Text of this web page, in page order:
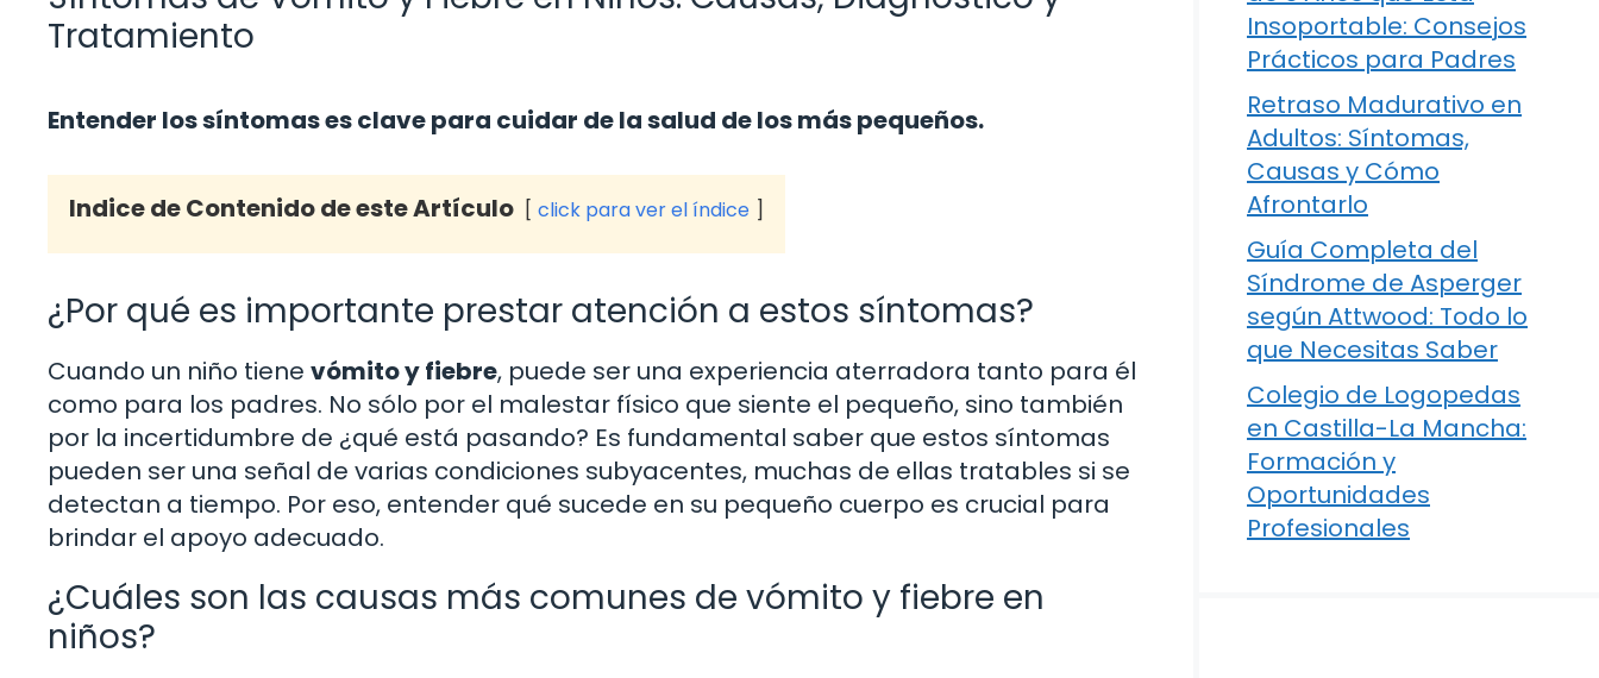
Tratamiento
Entender los síntomas es clave para cuidar de la salud de los más pequeños.
Indice de Contenido de este Artículo click para ver el índice
¿Por qué es importante prestar atención a estos síntomas?
Cuando un niño tiene vómito y fiebre, puede ser una experiencia aterradora tanto para él
como para los padres. No sólo por el malestar físico que siente el pequeño, sino también
por la incertidumbre de ¿qué está pasando? Es fundamental saber que estos síntomas
pueden ser una señal de varias condiciones subyacentes, muchas de ellas tratables si se
detectan a tiempo. Por eso, entender qué sucede en su pequeño cuerpo es crucial para
brindar el apoyo adecuado.
¿Cuáles son las causas más comunes de vómito y fiebre en
niños?
Insoportable: Consejos
Prácticos para Padres
Retraso Madurativo en
Adultos: Síntomas,
Causas y Cómo
Afrontarlo
Guía Completa del
Síndrome de Asperger
según Attwood: Todo lo
que Necesitas Saber
Colegio de Logopedas
en Castilla-La Mancha:
Formación y
Oportunidades
Profesionales